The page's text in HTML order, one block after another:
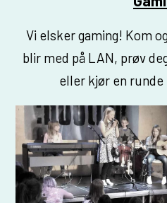
Vi elsker gaming! Kom
blir med på LAN, prøv
eller kjør en runde